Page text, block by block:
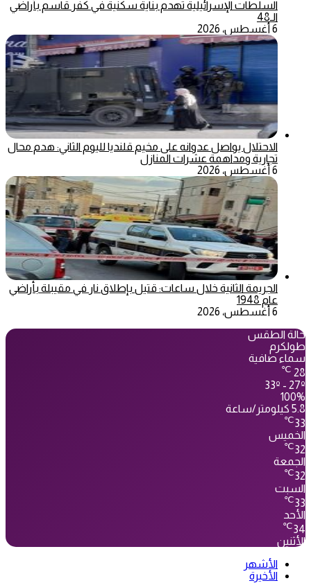
السلطات الإسرائيلية تهدم بناية سكنية في كفر قاسم بأراضي
الـ48
6 أغسطس، 2026
الاحتلال يواصل عدوانه على مخيم قلنديا لليوم الثاني: هدم محال
تجارية ومداهمة عشرات المنازل
6 أغسطس، 2026
الجريمة الثانية خلال ساعات: قتيل بإطلاق نار في مقيبلة بأراضي
عام 1948
6 أغسطس، 2026
حالة الطقس
طولكرم
سماء صافية
28
℃
33º - 27º
100%
5.8 كيلومتر/ساعة
33
℃
الخميس
32
℃
الجمعة
32
℃
السبت
33
℃
الأحد
34
℃
الأثنين
الأشهر
الأخيرة